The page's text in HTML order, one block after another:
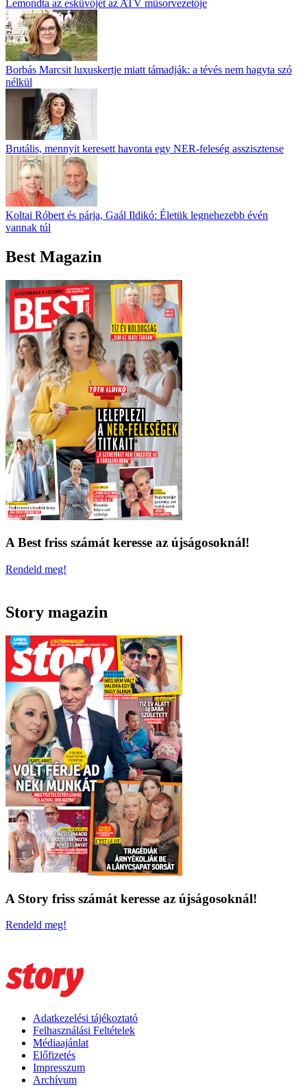
Lemondta az esküvőjét az ATV műsorvezetője
Borbás Marcsit luxuskertje miatt támadják: a tévés nem hagyta szó
nélkül
Brutális, mennyit keresett havonta egy NER-feleség asszisztense
Koltai Róbert és párja, Gaál Ildikó: Életük legnehezebb évén
vannak túl
Best Magazin
A Best friss számát keresse az újságosoknál!
Rendeld meg!
Story magazin
A Story friss számát keresse az újságosoknál!
Rendeld meg!
Adatkezelési tájékoztató
Felhasználási Feltételek
Médiaajánlat
Előfizetés
Impresszum
Archívum